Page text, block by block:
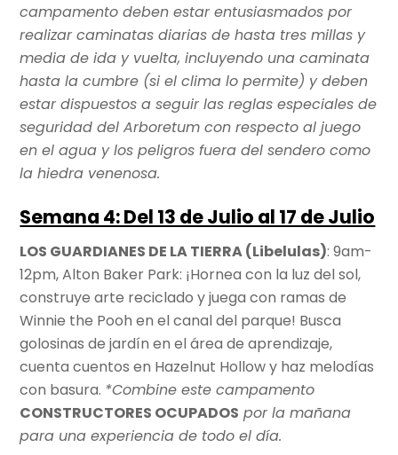
campamento deben estar entusiasmados por
realizar caminatas diarias de hasta tres millas y
media de ida y vuelta, incluyendo una caminata
hasta la cumbre (si el clima lo permite) y deben
estar dispuestos a seguir las reglas especiales de
seguridad del Arboretum con respecto al juego
en el agua y los peligros fuera del sendero como
la hiedra venenosa.
Semana 4: Del 13 de Julio al 17 de Julio
LOS GUARDIANES DE LA TIERRA (Libelulas): 9am-
12pm, Alton Baker Park: ¡Hornea con la luz del sol,
construye arte reciclado y juega con ramas de
Winnie the Pooh en el canal del parque! Busca
golosinas de jardín en el área de aprendizaje,
cuenta cuentos en Hazelnut Hollow y haz melodías
con basura. *Combine este campamento
CONSTRUCTORES OCUPADOS por la mañana
para una experiencia de todo el día.